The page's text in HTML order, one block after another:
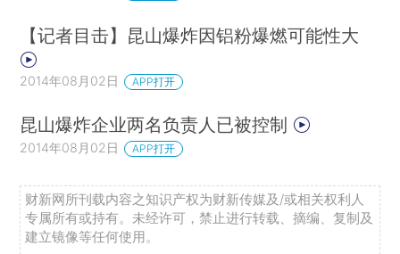
【记者目击】昆山爆炸因铝粉爆燃可能性大
2014年08月02日 APP打开
昆山爆炸企业两名负责人已被控制
2014年08月02日 APP打开
财新网所刊载内容之知识产权为财新传媒及/或相关权利人
专属所有或持有。未经许可，禁止进行转载、摘编、复制及
建立镜像等任何使用。